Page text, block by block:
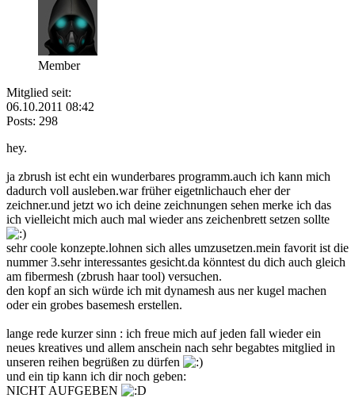
Member
Mitglied seit:
06.10.2011 08:42
Posts: 298
hey.
ja zbrush ist echt ein wunderbares programm.auch ich kann mich
dadurch voll ausleben.war früher eigetnlichauch eher der
zeichner.und jetzt wo ich deine zeichnungen sehen merke ich das
ich vielleicht mich auch mal wieder ans zeichenbrett setzen sollte
sehr coole konzepte.lohnen sich alles umzusetzen.mein favorit ist die
nummer 3.sehr interessantes gesicht.da könntest du dich auch gleich
am fibermesh (zbrush haar tool) versuchen.
den kopf an sich würde ich mit dynamesh aus ner kugel machen
oder ein grobes basemesh erstellen.
lange rede kurzer sinn : ich freue mich auf jeden fall wieder ein
neues kreatives und allem anschein nach sehr begabtes mitglied in
unseren reihen begrüßen zu dürfen
und ein tip kann ich dir noch geben:
NICHT AUFGEBEN